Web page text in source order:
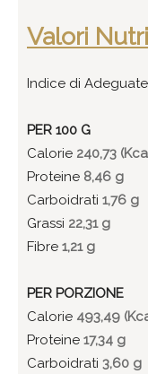
Valori
Indice di
PER 100 G
Calorie 240,73
Proteine 8,46 g
Carboidrati 1,76 g
Grassi 22,31 g
Fibre 1,21 g
PER PORZIONE
Calorie 493,49
Proteine 17,34 g
Carboidrati 3,60 g